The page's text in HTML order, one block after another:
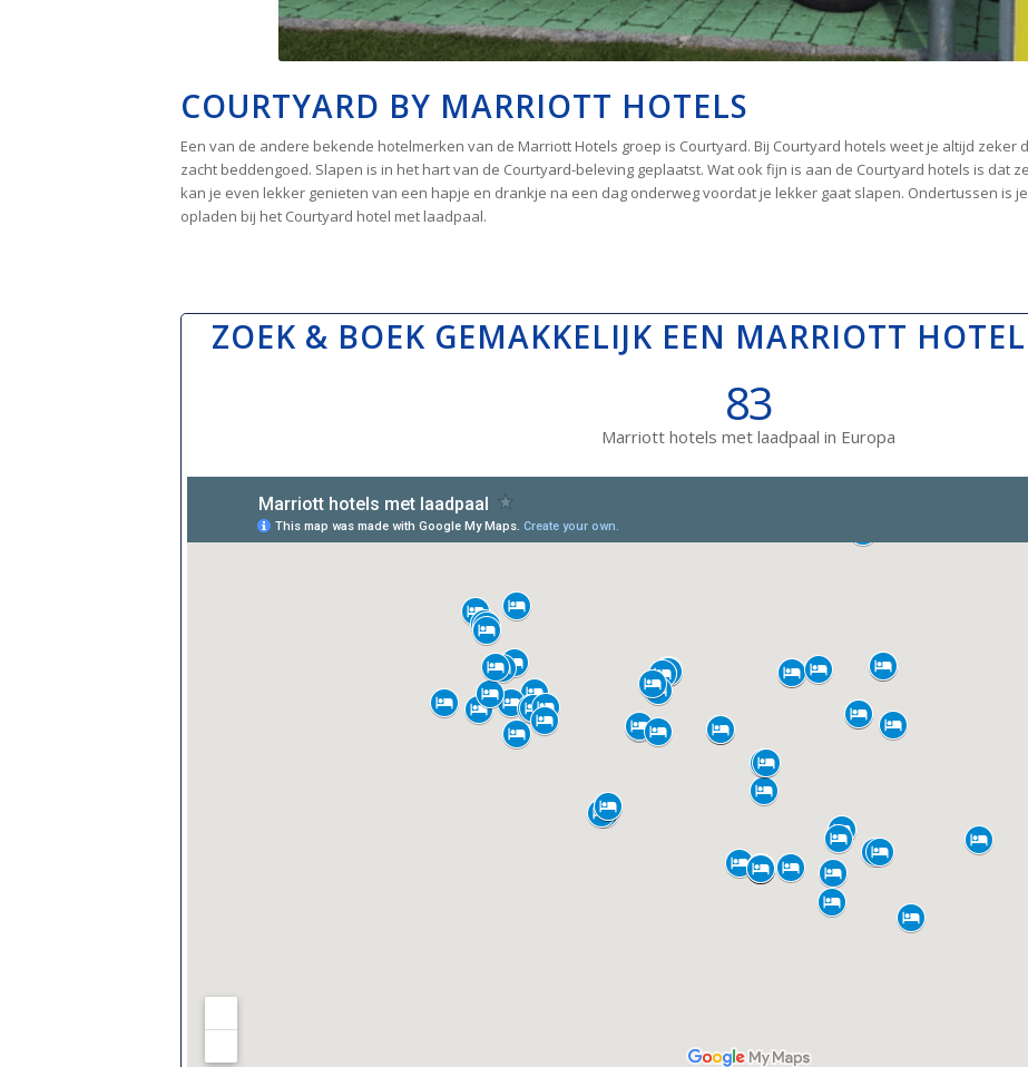
COURTYARD BY MARRIOTT HOTELS
Een van de andere bekende hotelmerken van de Marriott Hotels groep is Courtyard. Bij Courtyard hotels weet je altijd zeker
zacht beddengoed. Slapen is in het hart van de Courtyard-beleving geplaatst. Wat ook fijn is aan de Courtyard hotels is dat
kan je even lekker genieten van een hapje en drankje na een dag onderweg voordat je lekker gaat slapen. Ondertussen is
opladen bij het Courtyard hotel met laadpaal.
ZOEK & BOEK GEMAKKELIJK EEN MARRIOTT
83
Marriott hotels met laadpaal in Europa